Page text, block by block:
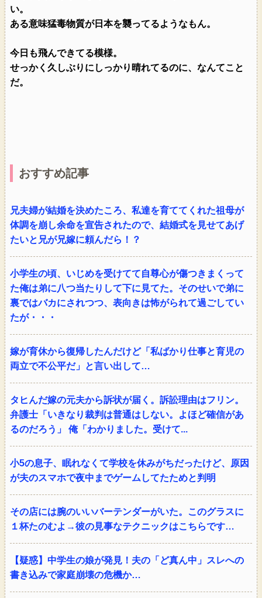
い。
ある意味猛毒物質が日本を襲ってるようなもん。
今日も飛んできてる模様。
せっかく久しぶりにしっかり晴れてるのに、なんてこと
だ。
おすすめ記事
兄夫婦が結婚を決めたころ、私達を育ててくれた祖母が
体調を崩し余命を宣告されたので、結婚式を見せてあげ
たいと兄が兄嫁に頼んだら！？
小学生の頃、いじめを受けてて自尊心が傷つきまくって
た俺は弟に八つ当たりして下に見てた。そのせいで弟に
裏ではバカにされつつ、表向きは怖がられて過ごしてい
たが・・・
嫁が育休から復帰したんだけど「私ばかり仕事と育児の
両立で不公平だ」と言い出して…
タヒんだ嫁の元夫から訴状が届く。訴訟理由はフリン。
弁護士「いきなり裁判は普通はしない。よほど確信があ
るのだろう」 俺「わかりました。受けて...
小5の息子、眠れなくて学校を休みがちだったけど、原因
が夫のスマホで夜中までゲームしてたためと判明
その店には腕のいいバーテンダーがいた。このグラスに
１杯たのむよ→彼の見事なテクニックはこちらです…
【疑惑】中学生の娘が発見！夫の「ど真ん中」スレへの
書き込みで家庭崩壊の危機か…